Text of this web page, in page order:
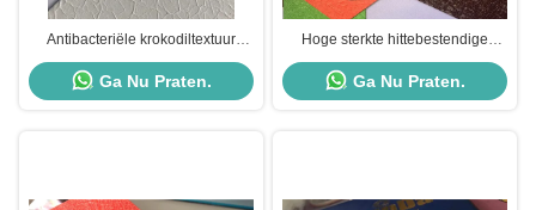
Antibacteriële krokodiltextuur
poedercoating, Indoor meubilair
craquelé poedercoating
Ga Nu Praten.
Hoge sterkte hittebestendige
poedercoating Rimpel textuur
Afwerking Geen vervuiling
Ga Nu Praten.